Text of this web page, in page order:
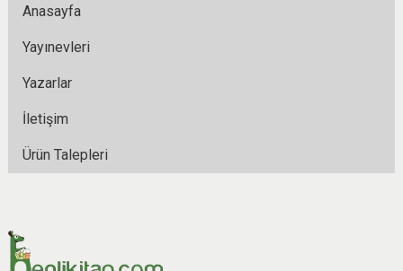
Anasayfa
Yayınevleri
Yazarlar
İletişim
Ürün Talepleri